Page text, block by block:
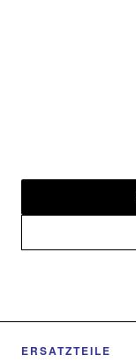
ERSATZTEILE